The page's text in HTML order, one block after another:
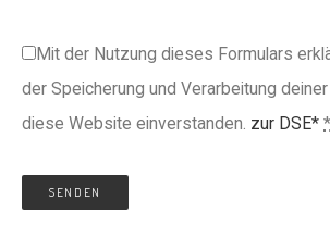
Mit der Nutzung dieses Formulars
der Speicherung und Verarbeitung
diese Website einverstanden. zur DSE* *